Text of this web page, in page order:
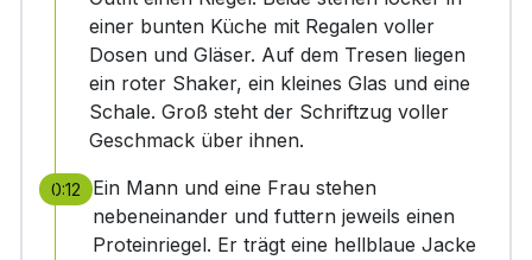
einer bunten Küche mit Regalen voller
Dosen und Gläser. Auf dem Tresen liegen
ein roter Shaker, ein kleines Glas und eine
Schale. Groß steht der Schriftzug voller
Geschmack über ihnen.
0:12
Ein Mann und eine Frau stehen
nebeneinander und futtern jeweils einen
Proteinriegel. Er trägt eine hellblaue Jacke